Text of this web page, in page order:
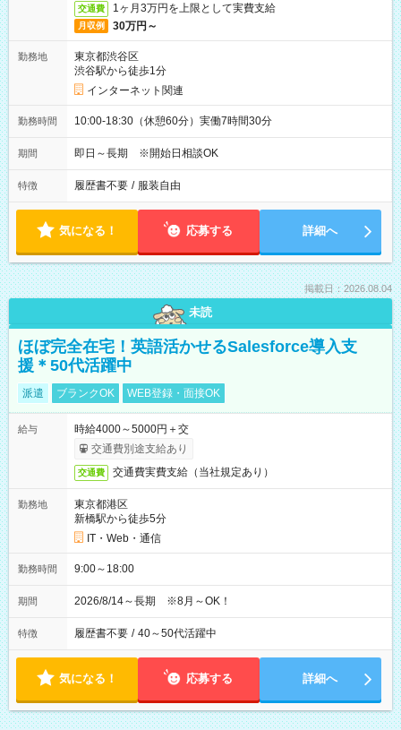
交通費 1ヶ月3万円を上限として実費支給
月収例 30万円～
勤務地
東京都渋谷区
渋谷駅から徒歩1分
インターネット関連
勤務時間 10:00-18:30（休憩60分）実働7時間30分
期間 即日～長期 ※開始日相談OK
特徴 履歴書不要 / 服装自由
気になる！ 応募する 詳細へ
掲載日：2026.08.04
未読
ほぼ完全在宅！英語活かせるSalesforce導入支
援＊50代活躍中
派遣 ブランクOK WEB登録・面接OK
給与
時給4000～5000円＋交
交通費別途支給あり
交通費 交通費実費支給（当社規定あり）
勤務地
東京都港区
新橋駅から徒歩5分
IT・Web・通信
勤務時間 9:00～18:00
期間 2026/8/14～長期 ※8月～OK！
特徴 履歴書不要 / 40～50代活躍中
気になる！ 応募する 詳細へ